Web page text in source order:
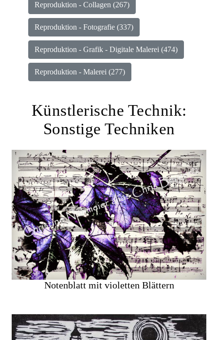
Reproduktion - Collagen (267)
Reproduktion - Fotografie (337)
Reproduktion - Grafik - Digitale Malerei (474)
Reproduktion - Malerei (277)
Künstlerische Technik:
Sonstige Techniken
Notenblatt mit violetten Blättern